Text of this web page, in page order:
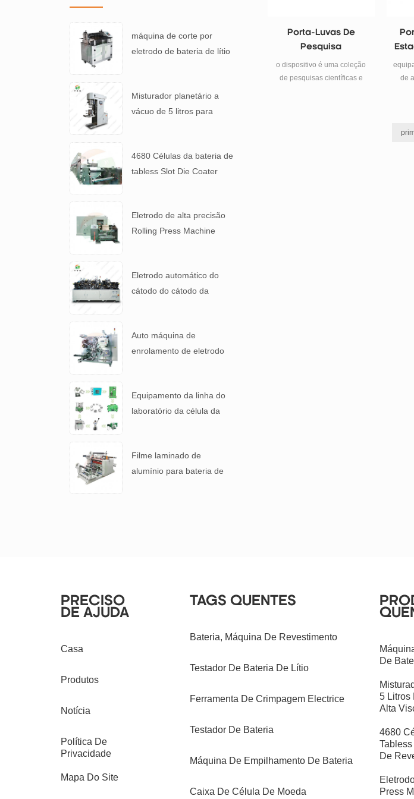
máquina de corte por
eletrodo de bateria de lítio
Misturador planetário a
vácuo de 5 litros para
4680 Células da bateria de
tabless Slot Die Coater
Eletrodo de alta precisão
Rolling Press Machine
Eletrodo automático do
cátodo do cátodo da
Auto máquina de
enrolamento de eletrodo
Equipamento da linha do
laboratório da célula da
Filme laminado de
alumínio para bateria de
Porta-Luvas De
Pesquisa
o dispositivo é uma coleção
de pesquisas científicas e
de
PRECISO
DE AJUDA
Casa
Produtos
Notícia
Política De
Privacidade
Mapa Do Site
TAGS QUENTES
Bateria, Máquina De Revestimento
Testador De Bateria De Lítio
Ferramenta De Crimpagem Electrice
Testador De Bateria
Máquina De Empilhamento De Bateria
Caixa De Célula De Moeda
De
5 Litros
Alta
4680
De
Press